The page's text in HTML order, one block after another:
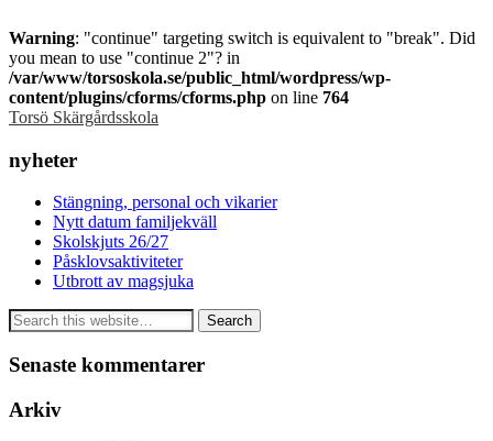
Warning: "continue" targeting switch is equivalent to "break". Did
you mean to use "continue 2"? in
/var/www/torsoskola.se/public_html/wordpress/wp-
content/plugins/cforms/cforms.php on line 764
Torsö Skärgårdsskola
nyheter
Stängning, personal och vikarier
Nytt datum familjekväll
Skolskjuts 26/27
Påsklovsaktiviteter
Utbrott av magsjuka
Senaste kommentarer
Arkiv